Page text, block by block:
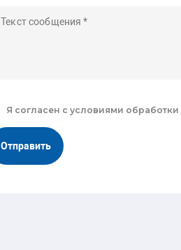
Я согласен сусловиями обработки
Отправить